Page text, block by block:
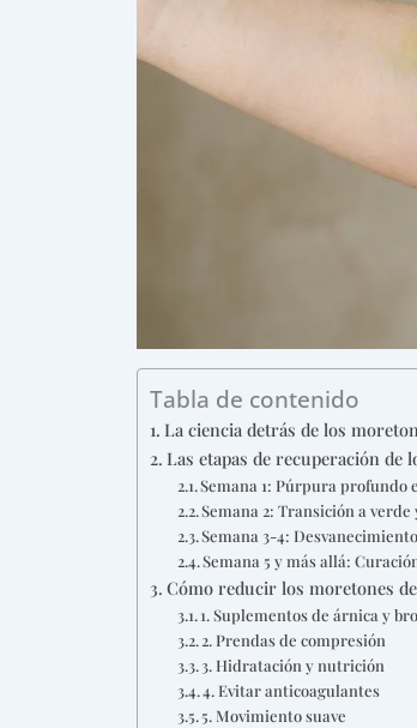
Tabla de contenido
La ciencia detrás de los
Las etapas de recuperación de
Semana 1: Púrpura profundo
Semana 2: Transición a
Semana 3-4:
Semana 5 y más allá:
Cómo reducir los moretones
1. Suplementos de árnica y
2. Prendas de compresión
3. Hidratación y nutrición
4. Evitar anticoagulantes
5. Movimiento suave